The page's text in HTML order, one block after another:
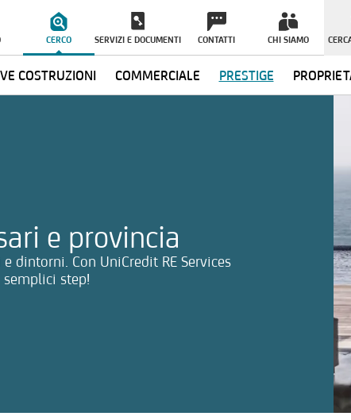
CERCO
COSTRUZIONI COMMERCIALE PRESTIGE
SERVIZI E DOCUMENTI CONTATTI CHI SIAMO
e provincia
dintorni. Con UniCredit RE Services
step!